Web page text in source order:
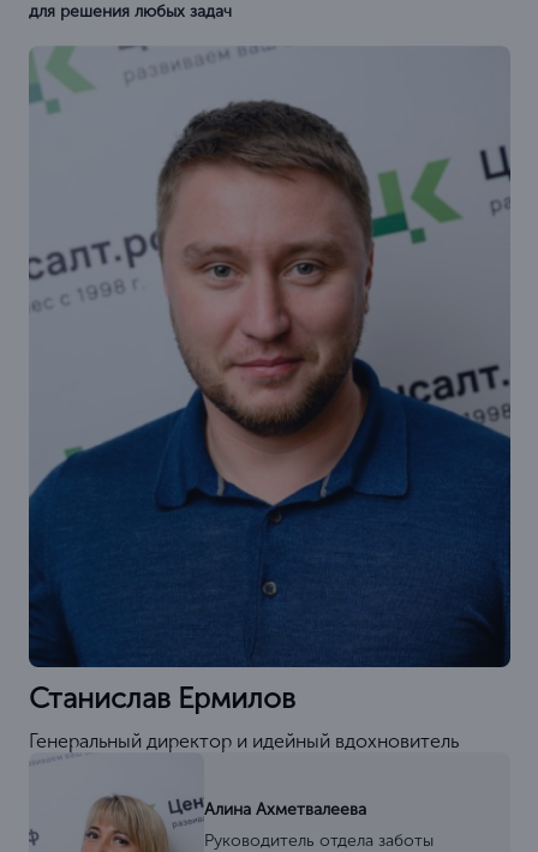
для решения любых задач
Станислав Ермилов
Генеральный директор и идейный вдохновитель
Алина Ахметвалеева
Руководитель отдела заботы